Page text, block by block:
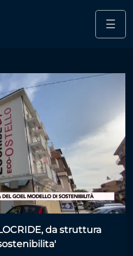
☰
da struttura